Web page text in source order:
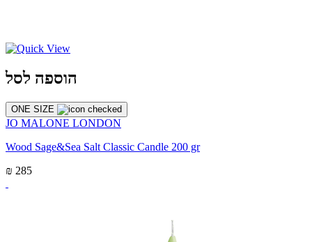
הוספה לסל
ONE SIZE
JO MALONE LONDON
Wood Sage&Sea Salt Classic Candle 200 gr
₪ 285